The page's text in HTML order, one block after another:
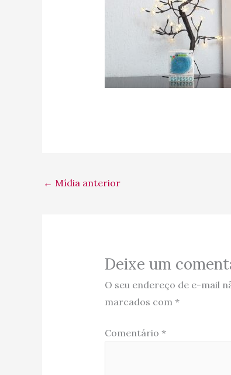
← Mídia anterior
Deixe um
O seu endereço de e-mail
marcados com *
Comentário *